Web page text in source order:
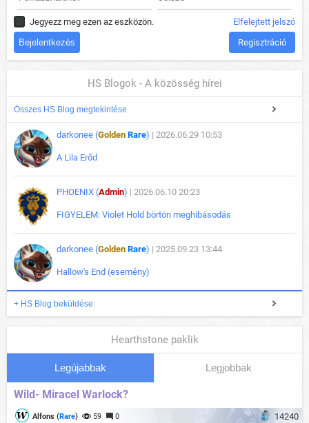
Jegyezz meg ezen az eszközön. Elfelejtett jelszó
Regisztráció
HS Blogok - A közösség hírei
Összes HS Blog megtekintése
darkonee (Golden Rare) | 2026.06.29 10:53
A Lila Erőd
PHOENIX (Admin) | 2026.06.10 20:23
FIGYELEM: Violet Hold börtön meghibásodás
darkonee (Golden Rare) | 2025.09.23 13:44
Hallow's End (esemény)
+ HS Blog beküldése
Hearthstone paklik
Legújabbak Legjobbak
Wild- Miracel Warlock?
14240
Alfons (Rare) 59 0